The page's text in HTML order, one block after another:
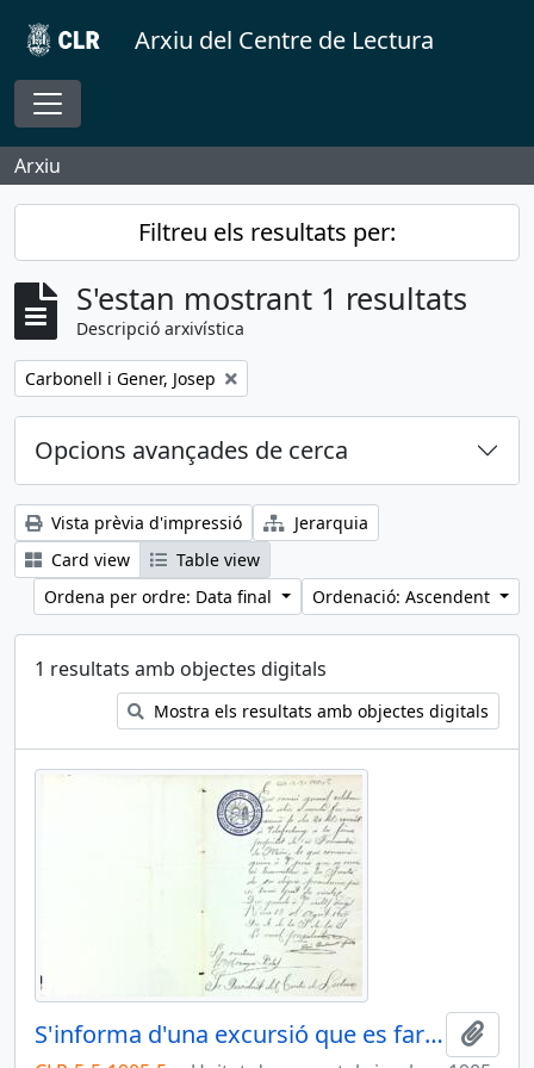
Skip to main content
Arxiu del Centre de Lectura
Toggle navigation
Arxiu
Filtreu els resultats per:
S'estan mostrant 1 resultats
Descripció arxivística
Remove filter:
Carbonell i Gener, Josep
Opcions avançades de cerca
Vista prèvia d'impressió
Jerarquia
Card view
Table view
Ordena per ordre: Data final
Ordenació: Ascendent
1 resultats amb objectes digitals
Mostra els resultats amb objectes digitals
S'informa d'una excursió que es farà a Vilafortuny